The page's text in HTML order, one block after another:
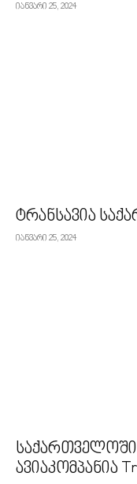
იანვარი 25, 2024
ტრანსავია
იანვარი 25, 2024
საქართველოში
ავიაკომპანია